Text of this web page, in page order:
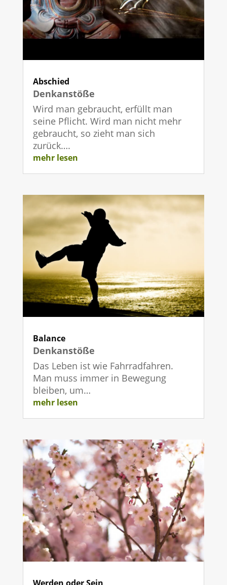
Abschied
Denkanstöße
Wird man gebraucht, erfüllt man
seine Pflicht. Wird man nicht mehr
gebraucht, so zieht man sich
zurück….
mehr lesen
Balance
Denkanstöße
Das Leben ist wie Fahrradfahren.
Man muss immer in Bewegung
bleiben, um…
mehr lesen